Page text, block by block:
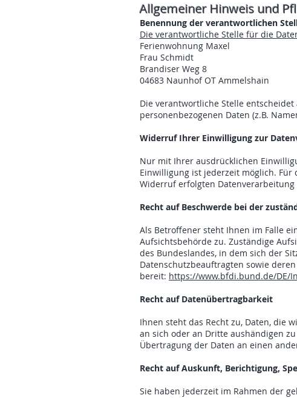
Allgemeiner Hinweis und
Benennung der verantwortlichen
Die verantwortliche Stelle für die
Ferienwohnung Maxel
Frau Schmidt
Brandiser Weg 8
04683 Naunhof OT Ammelshain
Die verantwortliche Stelle
personenbezogenen Daten (z.B.
Widerruf Ihrer Einwilligung zur
Nur mit Ihrer ausdrücklichen
Einwilligung ist jederzeit möglich.
Widerruf erfolgten
Recht auf Beschwerde bei der
Als Betroffener steht Ihnen im Falle
Aufsichtsbehörde zu. Zuständige
des Bundeslandes, in dem sich der
Datenschutzbeauftragten sowie
bereit: https://www.bfdi.bund.de/DE/
Recht auf Datenübertragbarkeit
Ihnen steht das Recht zu, Daten, die
an sich oder an Dritte aushändigen
Übertragung der Daten an einen
Recht auf Auskunft, Berichtigung,
Sie haben jederzeit im Rahmen der